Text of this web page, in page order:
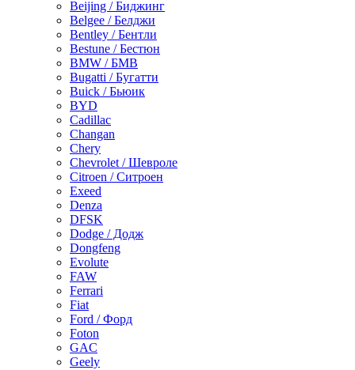
Beijing / Биджинг
Belgee / Белджи
Bentley / Бентли
Bestune / Бестюн
BMW / БМВ
Bugatti / Бугатти
Buick / Бьюик
BYD
Cadillac
Changan
Chery
Chevrolet / Шевроле
Citroen / Ситроен
Exeed
Denza
DFSK
Dodge / Додж
Dongfeng
Evolute
FAW
Ferrari
Fiat
Ford / Форд
Foton
GAC
Geely